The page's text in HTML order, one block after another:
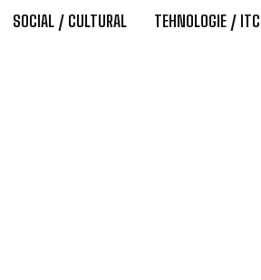
SOCIAL / CULTURAL TEHNOLOGIE / ITC